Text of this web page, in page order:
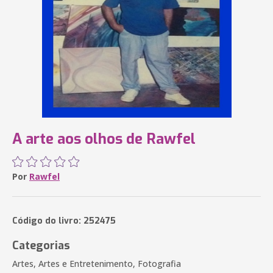
A arte aos olhos de Rawfel
Por Rawfel
Código do livro: 252475
Categorias
Artes, Artes e Entretenimento, Fotografia